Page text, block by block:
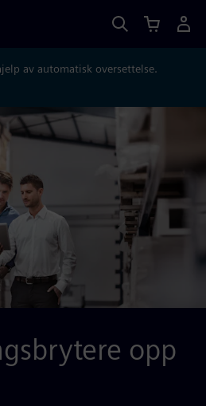
av automatisk oversettelse.
opp